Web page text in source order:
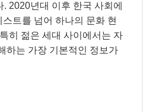
2020년대 이후 한국 사회에
트를 넘어 하나의 문화 현
히 젊은 세대 사이에서는 자
하는 가장 기본적인 정보가